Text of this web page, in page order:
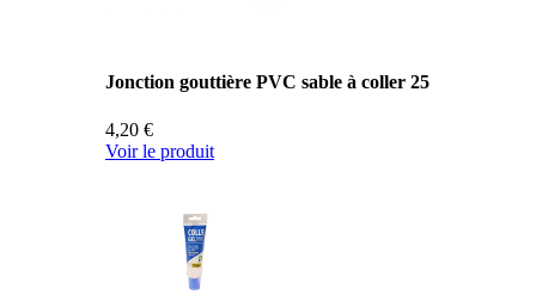
Jonction gouttière PVC sable à coller 25
4,20 €
Voir le produit